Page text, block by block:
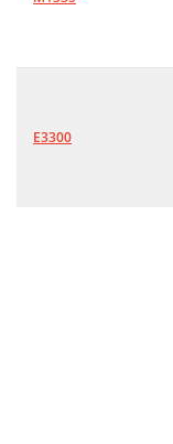
E3300